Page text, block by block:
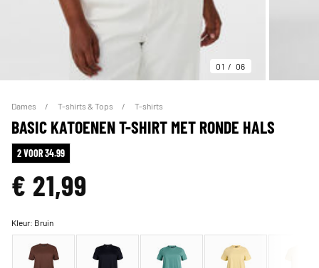
01 06
Dames T-shirts & Tops T-shirts
BASIC KATOENEN T-SHIRT MET RONDE HALS
2 VOOR 34.99
€ 21,99
Kleur: Bruin